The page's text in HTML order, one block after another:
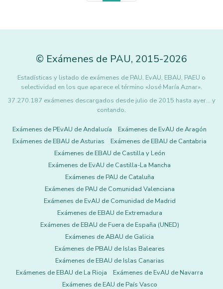
© Exámenes de PAU, 2015-2026
Estadísticas y listado de exámenes de PAU, EvAU, EBAU, PAEU o
selectividad en los que aparece el término «José María Aznar».
37.270.187 exámenes descargados desde julio de 2015 hasta ayer... y
contando.
Exámenes de PEvAU de Andalucía
Exámenes de EvAU de Aragón
Exámenes de EBAU de Asturias
Exámenes de EBAU de Cantabria
Exámenes de EBAU de Castilla y León
Exámenes de EvAU de Castilla-La Mancha
Exámenes de PAU de Cataluña
Exámenes de PAU de Comunidad Valenciana
Exámenes de EvAU de Comunidad de Madrid
Exámenes de EBAU de Extremadura
Exámenes de EBAU de Fuera de España (UNED)
Exámenes de ABAU de Galicia
Exámenes de PBAU de Islas Baleares
Exámenes de EBAU de Islas Canarias
Exámenes de EBAU de La Rioja
Exámenes de EvAU de Navarra
Exámenes de EAU de País Vasco